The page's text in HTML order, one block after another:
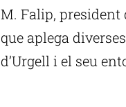
M. Falip, president
que aplega
d’Urgell i el seu